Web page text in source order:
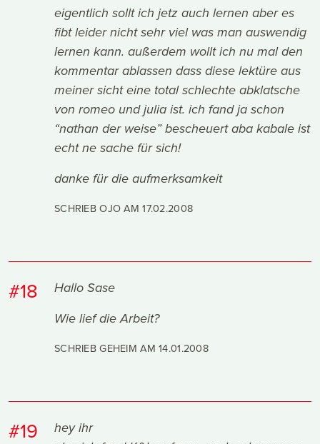
eigentlich sollt ich jetz auch lernen aber es
fibt leider nicht sehr viel was man auswendig
lernen kann. außerdem wollt ich nu mal den
kommentar ablassen dass diese lektüre aus
meiner sicht eine total schlechte abklatsche
von romeo und julia ist. ich fand ja schon
“nathan der weise” bescheuert aba kabale ist
echt ne sache für sich!
danke für die aufmerksamkeit
SCHRIEB OJO AM17.02.2008
#18
Hallo Sase
Wie lief die Arbeit?
SCHRIEB GEHEIM AM14.01.2008
#19
hey ihr